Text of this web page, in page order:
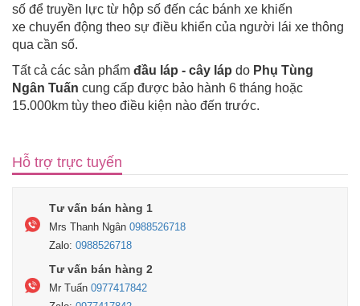
số để truyền lực từ hộp số đến các bánh xe khiến
xe chuyển động theo sự điều khiển của người lái xe thông
qua cần số.
Tất cả các sản phẩm đầu láp - cây láp do Phụ Tùng
Ngân Tuấn cung cấp được bảo hành 6 tháng hoặc
15.000km tùy theo điều kiện nào đến trước.
Hỗ trợ trực tuyến
Tư vấn bán hàng 1
Mrs Thanh Ngân 0988526718
Zalo: 0988526718
Tư vấn bán hàng 2
Mr Tuấn 0977417842